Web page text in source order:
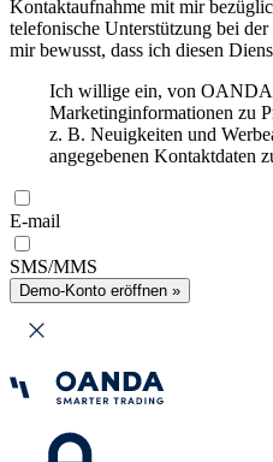
Kontaktaufnahme mit mir
telefonische Unterstützung bei
mir bewusst, dass ich diesen
Ich willige ein, von
Marketinginformationen zu
z. B. Neuigkeiten und
angegebenen Kontaktdaten
E-mail
SMS/MMS
Demo-Konto eröffnen »